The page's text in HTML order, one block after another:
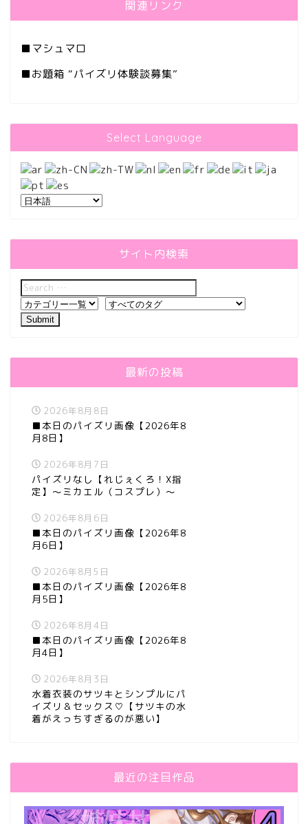
関連リンク
■マシュマロ
■お題箱 “パイズリ体験談募集”
Select Language
サイト内検索
最新の投稿
2026年8月8日
■本日のパイズリ画像【2026年8
月8日】
2026年8月7日
パイズリなし【れじぇくろ！X指
定】～ミカエル（コスプレ）～
2026年8月6日
■本日のパイズリ画像【2026年8
月6日】
2026年8月5日
■本日のパイズリ画像【2026年8
月5日】
2026年8月4日
■本日のパイズリ画像【2026年8
月4日】
2026年8月3日
水着衣装のサツキとシンプルにパ
イズリ＆セックス♡【サツキの水
着がえっちすぎるのが悪い】
最近の注目作品